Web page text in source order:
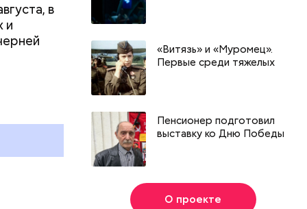
День арбуза и День поцелуев
с зеркалом: какие праздники
августа
отмечают в
августа
в
и
«Витязь» и «Муромец».
Первые среди тяжелых
Пенсионер подготовил
выставку ко Дню Победы
О проекте